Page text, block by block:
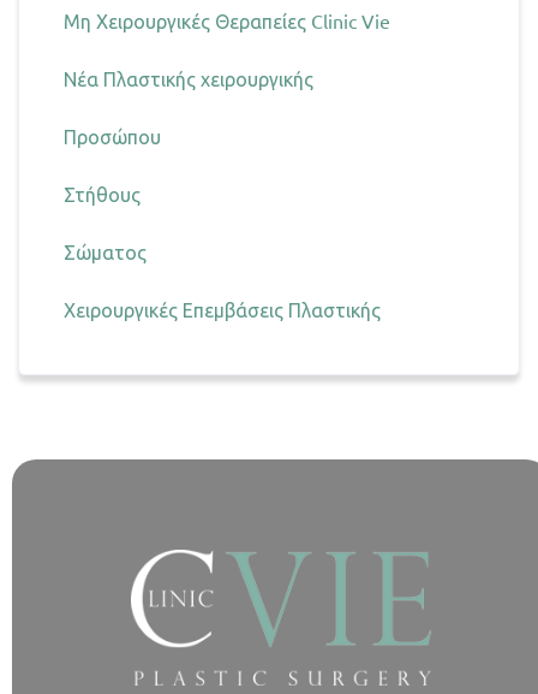
Μη Χειρουργικές Θεραπείες Clinic Vie
Νέα Πλαστικής χειρουργικής
Προσώπου
Στήθους
Σώματος
Χειρουργικές Επεμβάσεις Πλαστικής